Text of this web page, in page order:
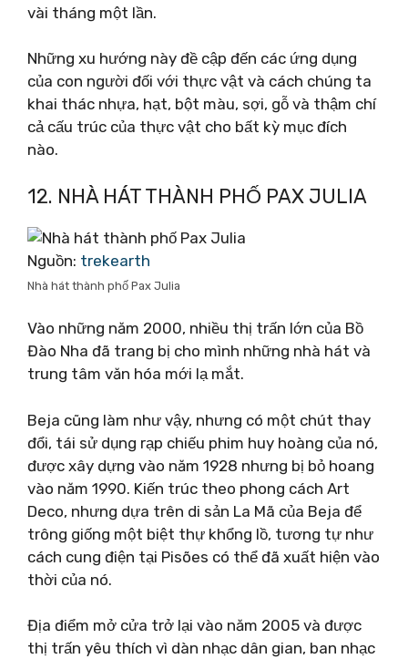
vài tháng một lần.
Những xu hướng này đề cập đến các ứng dụng
của con người đối với thực vật và cách chúng ta
khai thác nhựa, hạt, bột màu, sợi, gỗ và thậm chí
cả cấu trúc của thực vật cho bất kỳ mục đích
nào.
12. NHÀ HÁT THÀNH PHỐ PAX JULIA
Nguồn: trekearth
Nhà hát thành phố Pax Julia
Vào những năm 2000, nhiều thị trấn lớn của Bồ
Đào Nha đã trang bị cho mình những nhà hát và
trung tâm văn hóa mới lạ mắt.
Beja cũng làm như vậy, nhưng có một chút thay
đổi, tái sử dụng rạp chiếu phim huy hoàng của nó,
được xây dựng vào năm 1928 nhưng bị bỏ hoang
vào năm 1990. Kiến trúc theo phong cách Art
Deco, nhưng dựa trên di sản La Mã của Beja để
trông giống một biệt thự khổng lồ, tương tự như
cách cung điện tại Pisões có thể đã xuất hiện vào
thời của nó.
Địa điểm mở cửa trở lại vào năm 2005 và được
thị trấn yêu thích vì dàn nhạc dân gian, ban nhạc